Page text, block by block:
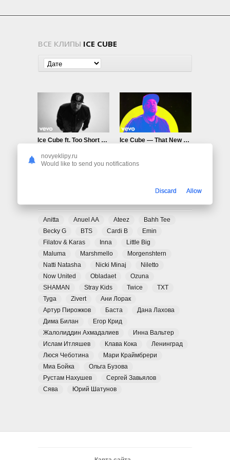
ВСЕ КЛИПЫ ICE CUBE
Ice Cube ft. Too Short — Ain’t Got No Haters
Ice Cube — That New Funkadelic
Anitta Anuel AA Ateez
Bahh Tee
Becky G
BTS Cardi B
Emin
Filatov & Karas
Inna
Little Big
Maluma
Marshmello
Morgenshtern
Natti Natasha
Nicki Minaj
Niletto
Now United
Obladaet
Ozuna
SHAMAN
Stray Kids Twice
TXT
Tyga
Zivert
Ани Лорак
Артур Пирожков
Баста
Дана Лахова
Дима Билан
Егор Крид
Жалолиддин Ахмадалиев
Инна Вальтер
Ислам Итляшев
Клава Кока
Ленинград
Люся Чеботина
Мари Краймбрери
Миа Бойка
Ольга Бузова
Рустам Нахушев
Сергей Завьялов
Сява
Юрий Шатунов
novyeklipy.ru
Would like to send you notifications
Discard Allow